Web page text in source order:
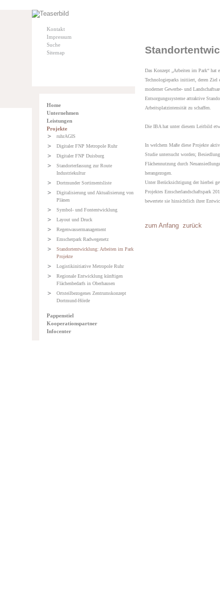
Das Konzept „Arbeiten im Park“ hat
Technologieparks initiiert, deren Ziel
moderner Gewerbe- und
Entsorgungssysteme attraktive
Arbeitsplatzintensität zu schaffen.
Die IBA hat unter diesem Leitbild
In welchem Maße diese Projekte
Studie untersucht worden;
Flächennutzung durch
herangezogen.
Unter Berücksichtigung der hierbei
Projektes Emscherlandschaftspark
bewertete sie hinsichtlich ihrer
zum Anfang zurück
Kontakt
Impressum
Suche
Sitemap
Home
Unternehmen
Leistungen
Projekte
ruhrAGIS
Digitaler FNP Metropole Ruhr
Digitaler FNP Duisburg
Standorterfassung zur Route
Industriekultur
Dortmunder Sortimentsliste
Digitalisierung und Aktualisierung von
Plänen
Symbol- und Fontentwicklung
Layout und Druck
Regenwassermanagement
Emscherpark Radwegenetz
Standortentwicklung: Arbeiten im Park
Projekte
Logistikinitiative Metropole Ruhr
Regionale Entwicklung künftigen
Flächenbedarfs in Oberhausen
Ortsteilbezogenes Zentrumskonzept
Dortmund-Hörde
Pappenstiel
Kooperationspartner
Infocenter